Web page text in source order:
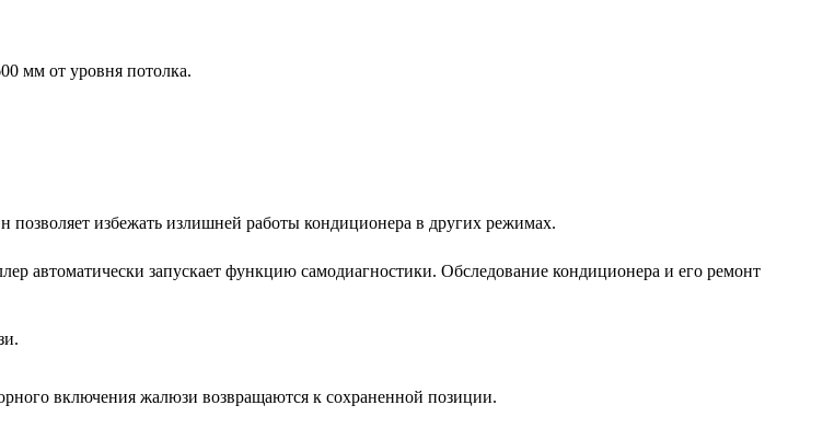
мм от уровня потолка.
избежать излишней работы кондиционера в других режимах.
автоматически запускает функцию самодиагностики. Обследование кондиционера и его ремонт
включения жалюзи возвращаются к сохраненной позиции.